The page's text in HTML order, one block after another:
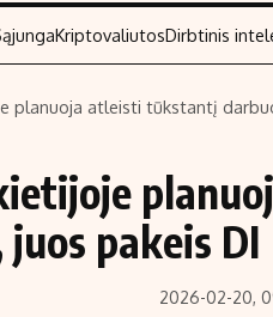
Investavimas
Akcijų rinka
Saulės
Kriptovaliutos
KriptovaliutosDirbtinis
planuoja atleisti tūkstantį
pakeis DI
2026-02-20,